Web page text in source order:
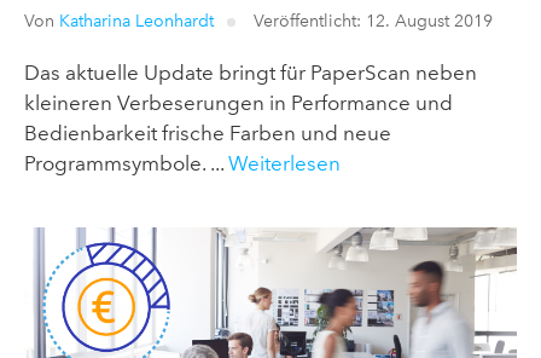
Von Katharina Leonhardt Veröffentlicht: 12. August 2019
Das aktuelle Update bringt für PaperScan neben
kleineren Verbeserungen in Performance und
Bedienbarkeit frische Farben und neue
Programmsymbole. ... Weiterlesen